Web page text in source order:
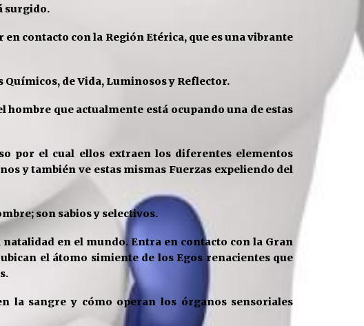
surgido.
en contacto con la Región Etérica, que es una vibrante
Químicos, de Vida, Luminosos y Reflector.
hombre que actualmente está ocupando una de estas
por el cual ellos extraen los diferentes elementos
y también ve estas mismas Fuerzas expeliendo del
son sabiosy selectivos.
natalidad en el mundo. Entra en contacto con la Gran
ubican el átomo simiente de los Egos renacientes que
la sangre y cómo operan los órganos sensoriales